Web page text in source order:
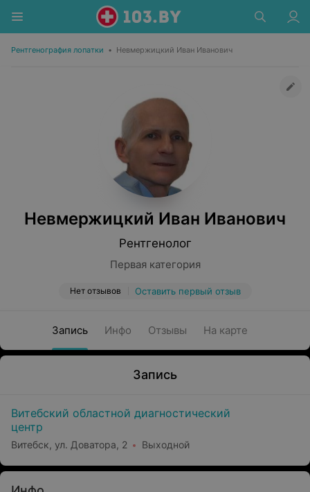
Рентгенография лопатки • Невмержицкий Иван Иванович
Невмержицкий Иван Иванович
Рентгенолог
Первая категория
Нет отзывов Оставить первый отзыв
Запись Инфо Отзывы На карте
Запись
Витебский областной диагностический
центр
Витебск, ул. Доватора, 2 Выходной